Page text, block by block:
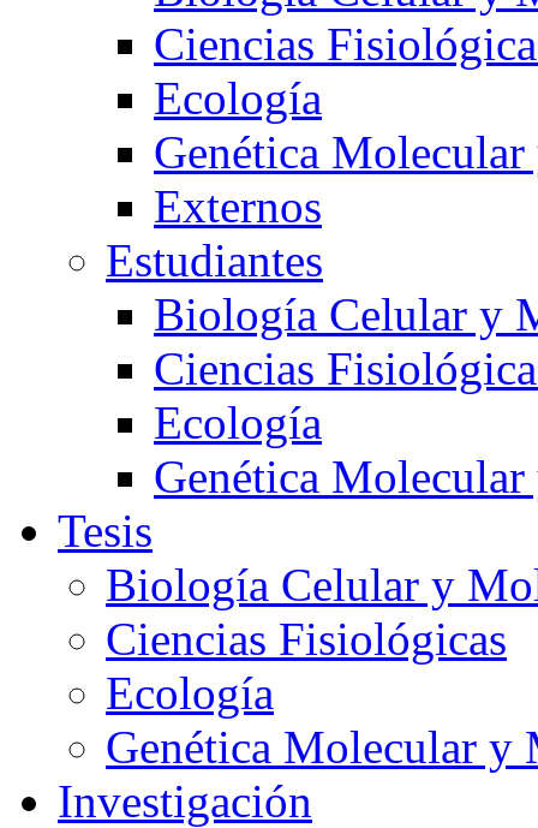
Ciencias
Ecología
Genética
Externos
Estudiantes
Biología Celular y
Ciencias
Ecología
Genética
Tesis
Biología Celular y
Ciencias Fisiológicas
Ecología
Genética Molecular
Investigación